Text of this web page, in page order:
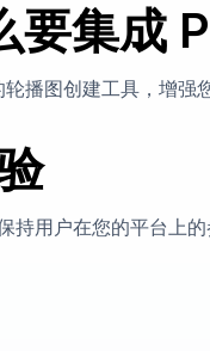
要集成
播图创建工具，增强
用户在您的平台上的